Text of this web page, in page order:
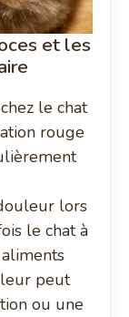
et les
le chat
rouge
lors
le chat à
peut
ou une